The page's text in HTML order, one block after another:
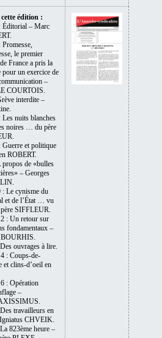
édition :
Éditorial – Marc
le premier
France a pris la
pour un exercice de
–
COURTOIS.
interdite –
Les nuits blanches
noires … du père
Guerre et politique
ROBERT.
propos de «bulles
– Georges
: Le cynisme du
et de l’État … vu
SIFFLEUR.
: Un retour sur
fondamentaux –
ouvrages à lire.
: Coups-de-
et clins-d’oeil en
: Opération
–
travailleurs en
CHVEIK.
823ème heure –